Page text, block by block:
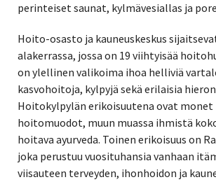
perinteiset saunat, kylmävesiallas ja
Hoito-osasto ja kauneuskeskus
alakerrassa, jossa on 19 viihtyisää
on ylellinen valikoima ihoa helliviä
kasvohoitoja, kylpyjä sekä erilaisia
Hoitokylpylän erikoisuutena ovat
hoitomuodot, muun muassa ihmistä
hoitava ayurveda. Toinen erikoisuus on
joka perustuu vuosituhansia vanhaan
viisauteen terveyden, ihonhoidon ja